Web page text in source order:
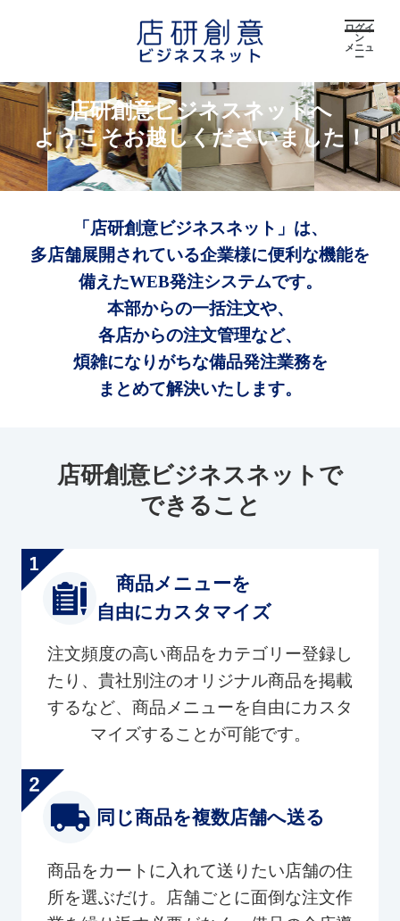
ログイ
ン
メニュ
ー
店研創意ビジネスネットへ
ようこそお越しくださいました！
「店研創意ビジネスネット」は、
多店舗展開されている企業様に便利な機能を
備えたWEB発注システムです。
本部からの一括注文や、
各店からの注文管理など、
煩雑になりがちな備品発注業務を
まとめて解決いたします。
店研創意ビジネスネットで
できること
商品メニューを
自由にカスタマイズ
注文頻度の高い商品をカテゴリー登録し
たり、貴社別注のオリジナル商品を掲載
するなど、商品メニューを自由にカスタ
マイズすることが可能です。
同じ商品を複数店舗へ送る
商品をカートに入れて送りたい店舗の住
所を選ぶだけ。店舗ごとに面倒な注文作